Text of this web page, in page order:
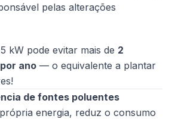
pelas alterações
kW pode evitar mais de 2
ano — o equivalente a plantar
de fontes poluentes
energia, reduz o consumo